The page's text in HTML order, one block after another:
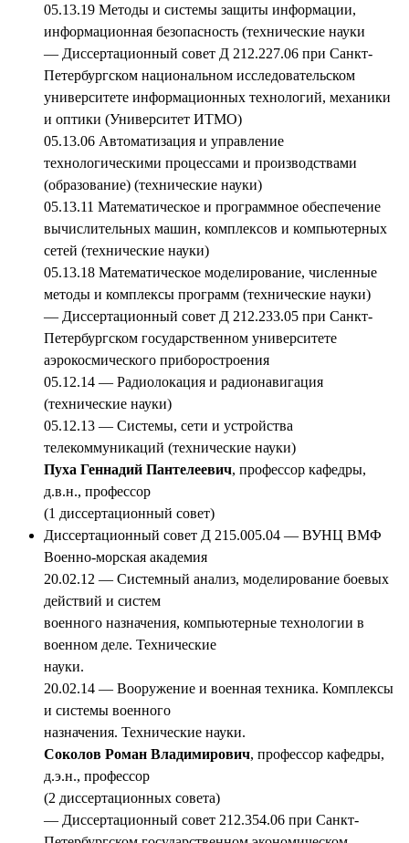
05.13.19 Методы и системы защиты информации,
информационная безопасность (технические науки
— Диссертационный совет Д 212.227.06 при Санкт-
Петербургском национальном исследовательском
университете информационных технологий, механики
и оптики (Университет ИТМО)
05.13.06 Автоматизация и управление
технологическими процессами и производствами
(образование) (технические науки)
05.13.11 Математическое и программное обеспечение
вычислительных машин, комплексов и компьютерных
сетей (технические науки)
05.13.18 Математическое моделирование, численные
методы и комплексы программ (технические науки)
— Диссертационный совет Д 212.233.05 при Санкт-
Петербургском государственном университете
аэрокосмического приборостроения
05.12.14 — Радиолокация и радионавигация
(технические науки)
05.12.13 — Системы, сети и устройства
телекоммуникаций (технические науки)
Пуха Геннадий Пантелеевич, профессор кафедры,
д.в.н., профессор
(1 диссертационный совет)
Диссертационный совет Д 215.005.04 — ВУНЦ ВМФ
Военно-морская академия
20.02.12 — Системный анализ, моделирование боевых
действий и систем
военного назначения, компьютерные технологии в
военном деле. Технические
науки.
20.02.14 — Вооружение и военная техника. Комплексы
и системы военного
назначения. Технические науки.
Соколов Роман Владимирович, профессор кафедры,
д.э.н., профессор
(2 диссертационных совета)
— Диссертационный совет 212.354.06 при Санкт-